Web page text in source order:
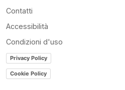
Contatti
Accessibilità
Condizioni d'uso
Privacy Policy
Cookie Policy